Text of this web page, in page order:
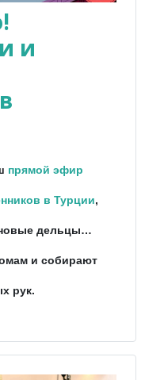
и
прямой эфир
в Турции,
новые дельцы…
и собирают
рук.